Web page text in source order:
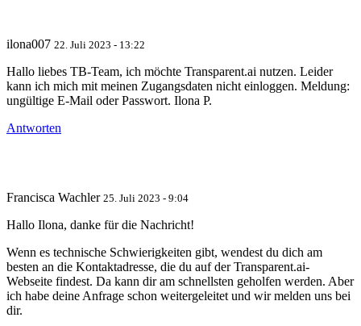
ilona007 22. Juli 2023 - 13:22
Hallo liebes TB-Team, ich möchte Transparent.ai nutzen. Leider
kann ich mich mit meinen Zugangsdaten nicht einloggen. Meldung:
ungültige E-Mail oder Passwort. Ilona P.
Antworten
Francisca Wachler 25. Juli 2023 - 9:04
Hallo Ilona, danke für die Nachricht!
Wenn es technische Schwierigkeiten gibt, wendest du dich am
besten an die Kontaktadresse, die du auf der Transparent.ai-
Webseite findest. Da kann dir am schnellsten geholfen werden. Aber
ich habe deine Anfrage schon weitergeleitet und wir melden uns bei
dir.